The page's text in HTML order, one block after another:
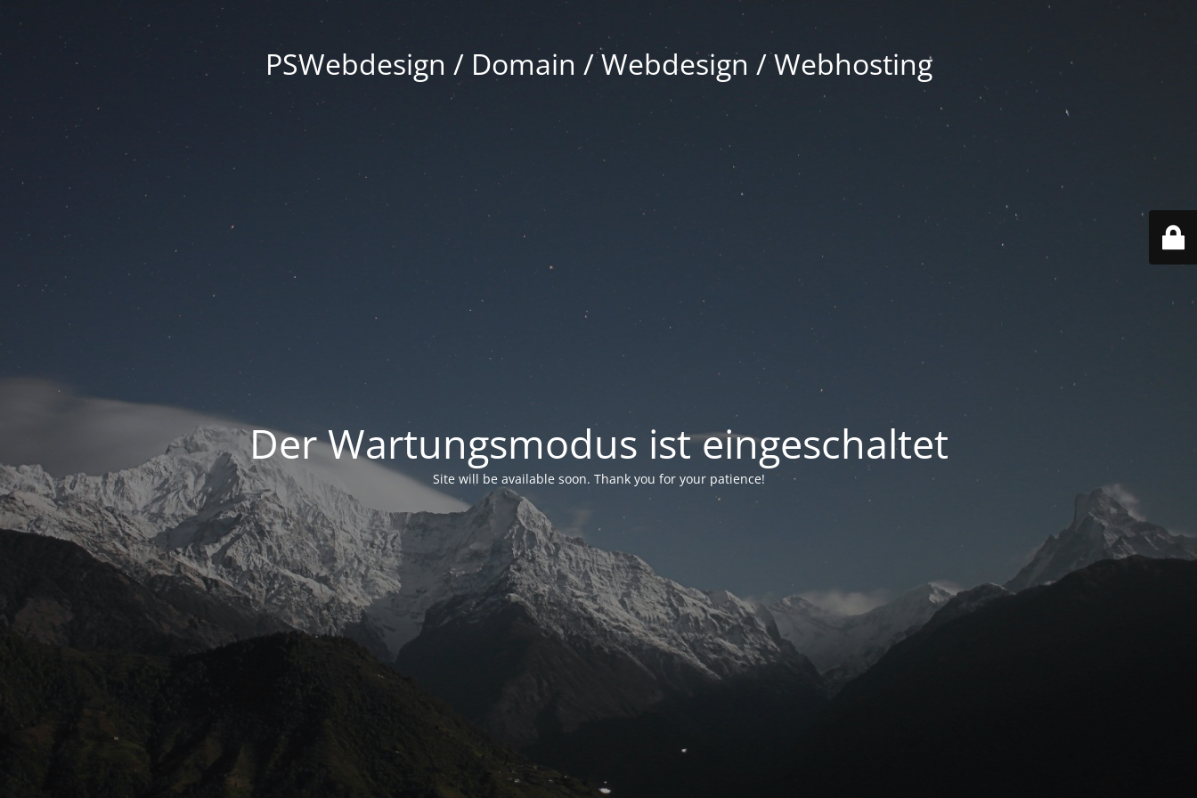
PSWebdesign / Domain / Webdesign / Webhosting
Der Wartungsmodus ist eingeschaltet
Site will be available soon. Thank you for your patience!